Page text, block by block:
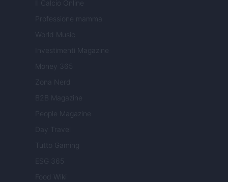
Il Calcio Online
Professione mamma
World Music
Investimenti Magazine
Money 365
Zona Nerd
B2B Magazine
People Magazine
Day Travel
Tutto Gaming
ESG 365
Food Wiki